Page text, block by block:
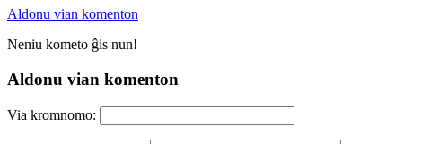
Aldonu vian komenton
Neniu kometo ĝis nun!
Aldonu vian komenton
Via kromnomo: